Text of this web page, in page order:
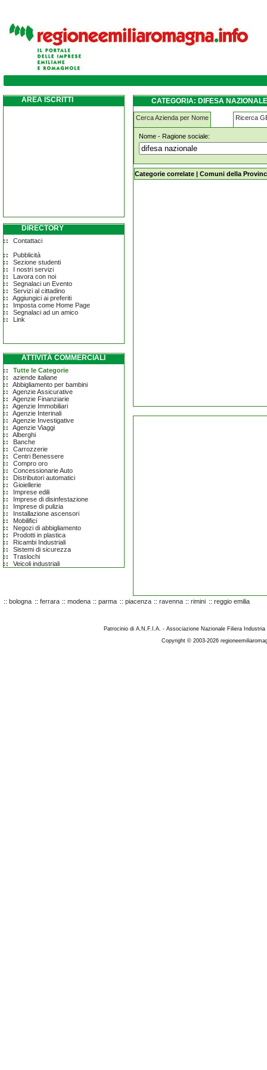
difesa-nazionale bomporto
AREA ISCRITTI
DIRECTORY
Contattaci
Pubblicità
Sezione studenti
I nostri servizi
Lavora con noi
Segnalaci un Evento
Servizi al cittadino
Aggiungici ai preferiti
Imposta come Home Page
Segnalaci ad un amico
Link
ATTIVITÀ COMMERCIALI
Tutte le Categorie
aziende italiane
Abbigliamento per bambini
Agenzie Assicurative
Agenzie Finanziarie
Agenzie Immobiliari
Agenzie Interinali
Agenzie Investigative
Agenzie Viaggi
Alberghi
Banche
Carrozzerie
Centri Benessere
Compro oro
Concessionarie Auto
Distributori automatici
Gioiellerie
Imprese edili
Imprese di disinfestazione
Imprese di pulizia
Installazione ascensori
Mobilifici
Negozi di abbigliamento
Prodotti in plastica
Ricambi Industriali
Sistemi di sicurezza
Traslochi
Veicoli industriali
CATEGORIA: DIFESA
Cerca Azienda per Nome Ricerca
Nome - Ragione sociale:
difesa-nazionale bomporto
Categorie correlate | Comuni della
:: bologna :: ferrara :: modena :: parma :: piacenza :: ravenna :: rimini :: reggio emilia
Patrocinio di A.N.F.I.A. - Associazione Nazionale Filiera
Copyright © 2003-2026